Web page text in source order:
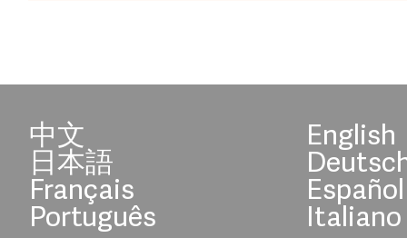
中文 English
日本語
Français Español
Português Italiano